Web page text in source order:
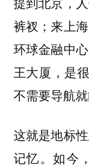
裤衩；来上
环球金融中
王大厦，是
不需要导航
这就是地标
记忆。如今